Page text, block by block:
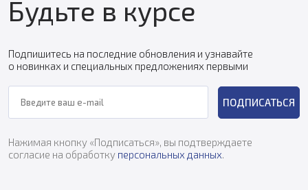
Будьте в курсе
Подпишитесь на последние обновления и узнавайте
о новинках и специальных предложениях первыми
ПОДПИСАТЬСЯ
Нажимая кнопку «Подписаться», вы подтверждаете
согласие на обработку персональных данных.